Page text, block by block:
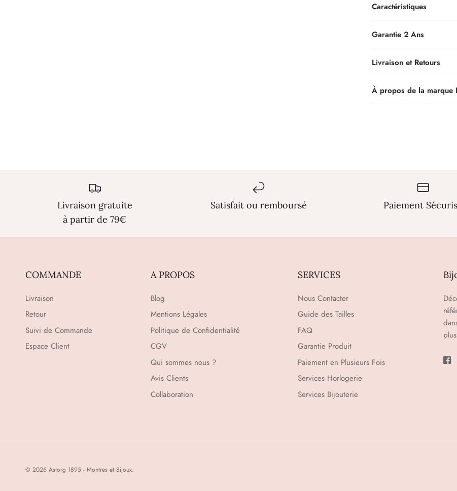
Caractéristiques
Garantie 2 Ans
Livraison et Retours
À propos de la marque
Livraison gratuite
à partir de 79€
Satisfait ou remboursé Paiement
COMMANDE
Livraison
Retour
Suivi de Commande
Espace Client
A PROPOS
Blog
Mentions Légales
Politique de Confidentialité
CGV
Qui sommes nous ?
Avis Clients
Collaboration
SERVICES
Nous Contacter
Guide des Tailles
FAQ
Garantie Produit
Paiement en Plusieurs Fois
Services Horlogerie
Services Bijouterie
© 2026 Astorg 1895 - Montres et Bijoux.